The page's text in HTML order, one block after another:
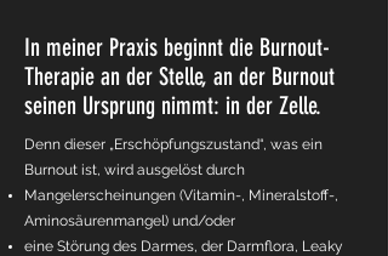
In meiner Praxis beginnt die Burnout-
Therapie an der Stelle, an der Burnout
seinen Ursprung nimmt: in der Zelle.
Denn dieser „Erschöpfungszustand“, was ein
Burnout ist, wird ausgelöst durch
Mangelerscheinungen (Vitamin-, Mineralstoff-,
Aminosäurenmangel) und/oder
eine Störung des Darmes, der Darmflora, Leaky